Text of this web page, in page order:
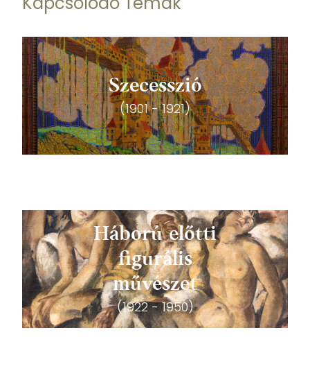
Szecesszió
(1901 - 1921)
Háború előtti
figurális
művészet
(1922 - 1950)